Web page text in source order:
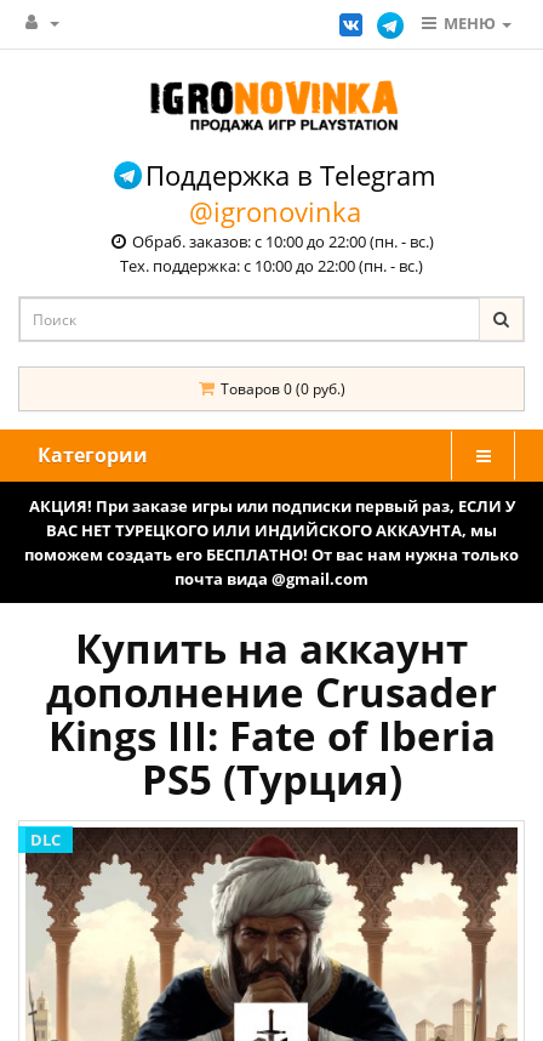
МЕНЮ
Поддержка в Telegram
@igronovinka
Обраб. заказов: с 10:00 до 22:00 (пн. - вс.)
Тех. поддержка: с 10:00 до 22:00 (пн. - вс.)
Товаров 0 (0 руб.)
Категории
АКЦИЯ! При заказе игры или подписки первый раз, ЕСЛИ У
ВАС НЕТ ТУРЕЦКОГО ИЛИ ИНДИЙСКОГО АККАУНТА, мы
поможем создать его БЕСПЛАТНО! От вас нам нужна только
почта вида @gmail.com
Купить на аккаунт
дополнение Crusader
Kings III: Fate of Iberia
PS5 (Турция)
DLC